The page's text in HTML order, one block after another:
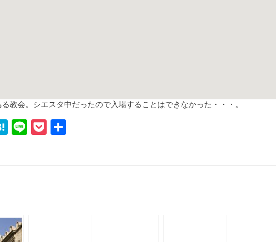
教会。シエスタ中だったので入場することはできなかった・・・。
H Li P